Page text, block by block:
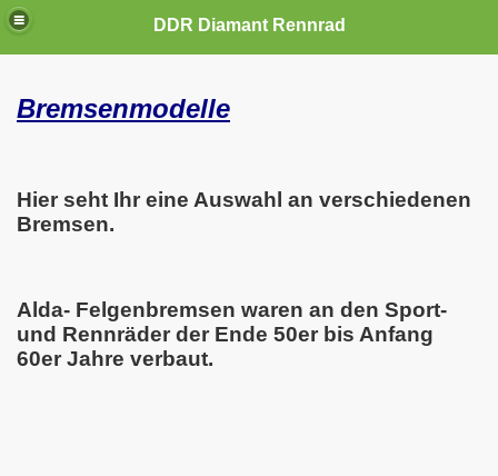
DDR Diamant Rennrad
Bremsenmodelle
Hier seht Ihr eine Auswahl an verschiedenen
Bremsen.
Alda- Felgenbremsen waren an den Sport-
und Rennräder der Ende 50er bis Anfang
60er Jahre verbaut.